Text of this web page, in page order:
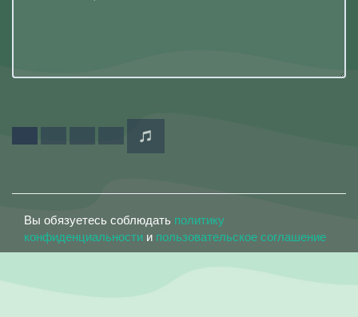
Вы обязуетесь соблюдать политику
конфиденциальности и пользовательское соглашение